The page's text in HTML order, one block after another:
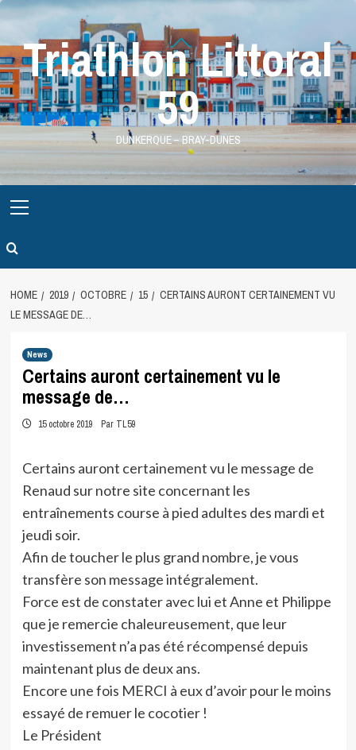
Skip
contentTriathlon Littoral
59
DUNKERQUE – BRAY-DUNES
Menu
HOME 2019 OCTOBRE 15
CERTAINS AURONT CERTAINEMENT VU
LE MESSAGE DE…
News
Certains auront certainement vu le
message de…
15 octobre 2019 Par TL59
Certains auront certainement vu le message de
Renaud sur notre site concernant les
entraînements course à pied adultes des mardi et
jeudi soir.
Afin de toucher le plus grand nombre, je vous
transfère son message intégralement.
Force est de constater avec lui et Anne et Philippe
que je remercie chaleureusement, que leur
investissement n’a pas été récompensé depuis
maintenant plus de deux ans.
Encore une fois MERCI à eux d’avoir pour le moins
essayé de remuer le cocotier !
Le Président